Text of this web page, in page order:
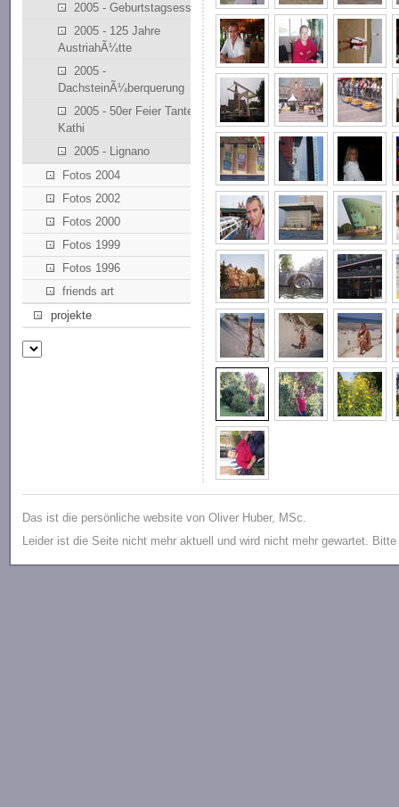
2005 - Geburtstagsessen
2005 - 125 Jahre
AustriahÃ¼tte
2005 -
DachsteinÃ¼berquerung
2005 - 50er Feier Tante
Kathi
2005 - Lignano
Fotos 2004
Fotos 2002
Fotos 2000
Fotos 1999
Fotos 1996
friends art
projekte
Das ist die persönliche website von Oliver Huber, MSc.
Leider ist die Seite nicht mehr aktuell und wird nicht mehr gewartet.